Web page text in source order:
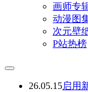
画师专
动漫图
次元壁
P站热榜
26.05.15启用